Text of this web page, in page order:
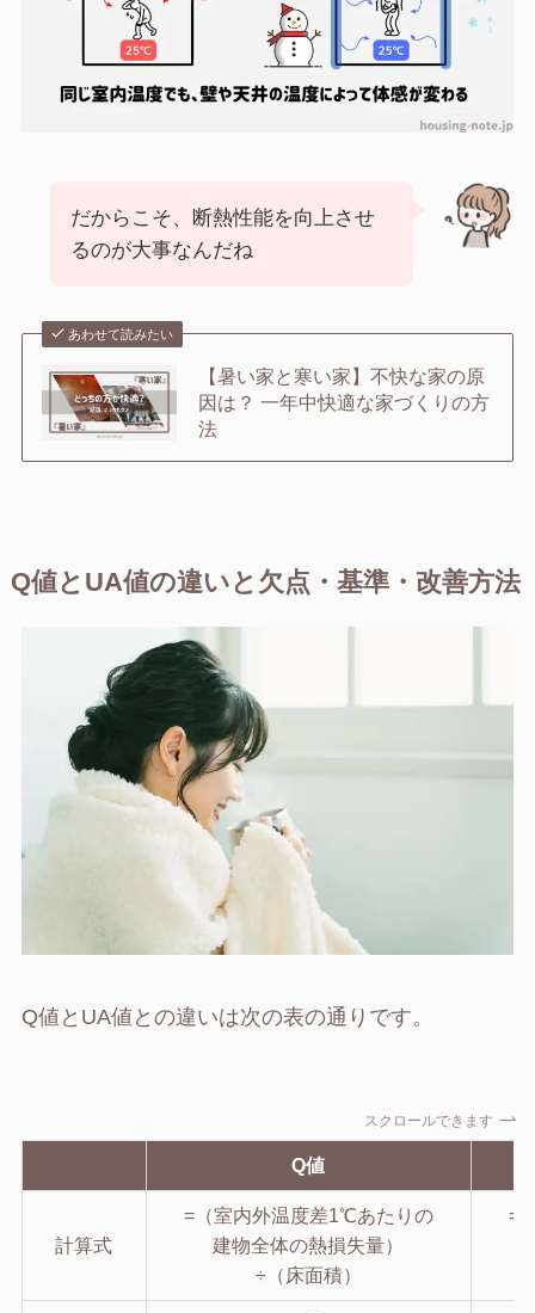
だからこそ、断熱性能を向上させ
るのが大事なんだね
あわせて読みたい
【暑い家と寒い家】不快な家の原
因は？ 一年中快適な家づくりの方
法
Q値とUA値の違いと欠点・基準・改善方法
Q値とUA値との違いは次の表の通りです。
スクロールできます
Q値
計算式
=（室内外温度差1℃あたりの
建物全体の熱損失量）
÷（床面積）
=